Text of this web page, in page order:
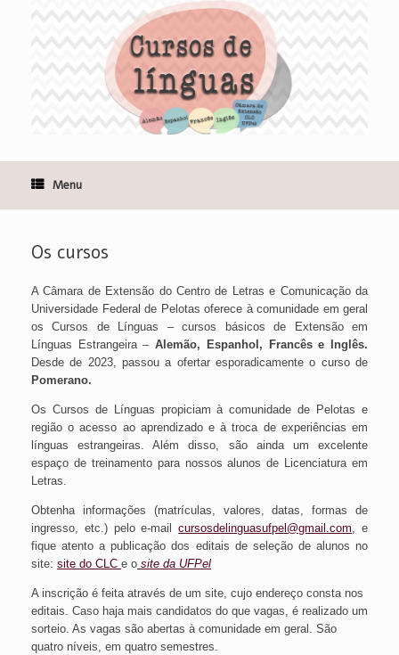
Menu
Os cursos
A Câmara de Extensão do Centro de Letras e Comunicação da
Universidade Federal de Pelotas oferece à comunidade em geral
os Cursos de Línguas – cursos básicos de Extensão em
Línguas Estrangeira –Alemão, Espanhol, Francês e Inglês.
Desde de 2023, passou a ofertar esporadicamente o curso de
Pomerano.
Os Cursos de Línguas propiciam à comunidade de Pelotas e
região o acesso ao aprendizado e à troca de experiências em
línguas estrangeiras. Além disso, são ainda um excelente
espaço de treinamento para nossos alunos de Licenciatura em
Letras.
Obtenha informações (matrículas, valores, datas, formas de
ingresso, etc.) pelo e-mailcursosdelinguasufpel@gmail.com, e
fique atento a publicação dos editais de seleção de alunos no
site: site do CLC e o site da UFPel
A inscrição é feita através de um site, cujo endereço consta nos
editais. Caso haja mais candidatos do que vagas, é realizado um
sorteio. As vagas são abertas à comunidade em geral. São
quatro níveis, em quatro semestres.